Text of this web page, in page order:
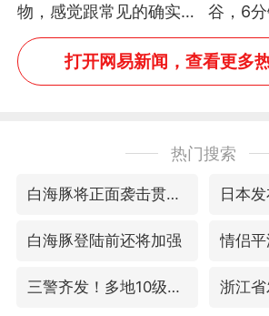
物，感觉跟常见的确实有
些不一样
谷，6
没有一
打开网易新闻，查看更多
热门搜索
白海豚将正面袭击贯穿浙江
白海豚登陆前还将加强
三警齐发！多地10级以上雷暴大风